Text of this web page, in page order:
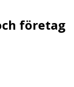
företag